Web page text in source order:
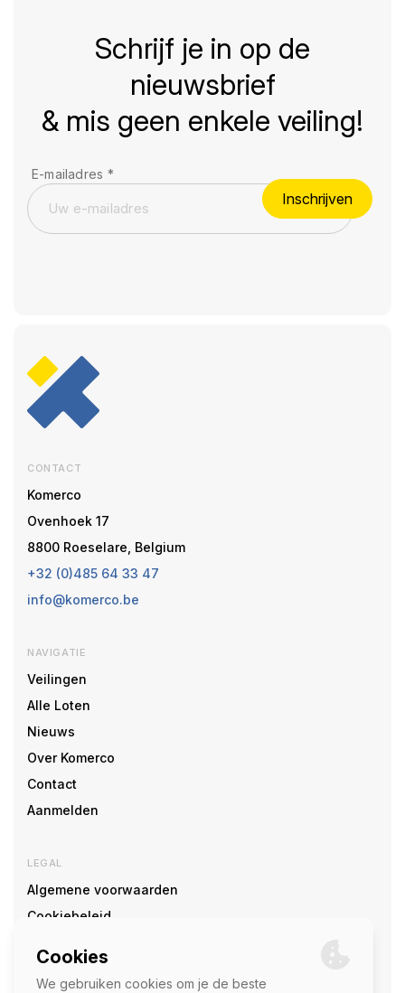
Schrijf je in op de
nieuwsbrief
& mis geen enkele veiling!
E-mailadres *
Inschrijven
CONTACT
Komerco
Ovenhoek 17
8800 Roeselare, Belgium
+32 (0)485 64 33 47
info@komerco.be
NAVIGATIE
Veilingen
Alle Loten
Nieuws
Over Komerco
Contact
Aanmelden
LEGAL
Algemene voorwaarden
Cookiebeleid